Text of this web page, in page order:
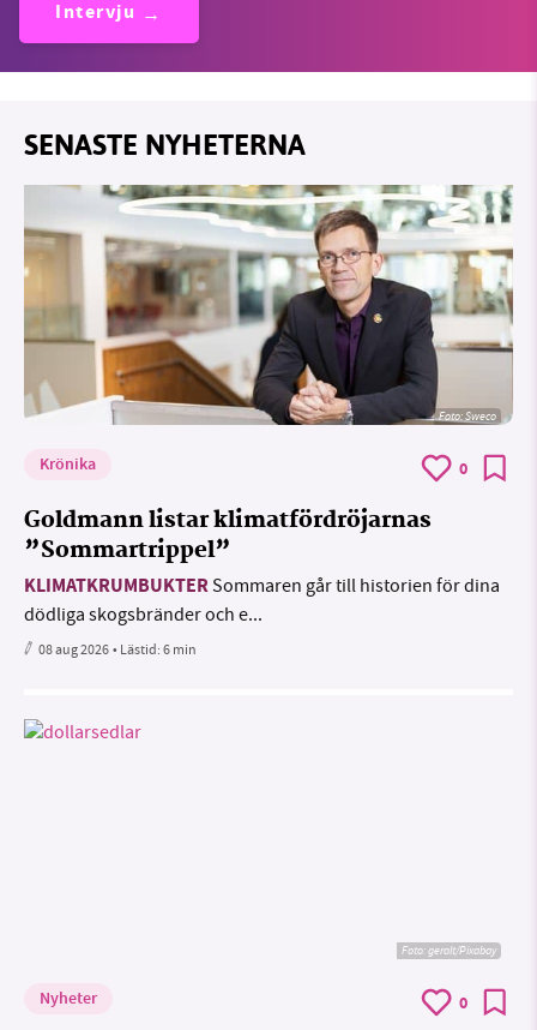
Intervju
SENASTE NYHETERNA
Foto: Sweco
Krönika 0
Goldmann listar klimatfördröjarnas
”Sommartrippel”
KLIMATKRUMBUKTERSommaren går till historien för dina
dödliga skogsbränder och e...
08 aug 2026• Lästid:6 min
Foto:geralt/Pixabay
Nyheter 0